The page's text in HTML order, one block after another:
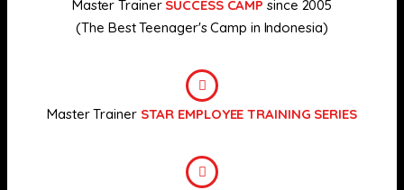
Master Trainer SUCCESS CAMP since 2005
(The Best Teenager's Camp in Indonesia)
Master Trainer STAR EMPLOYEE TRAINING SERIES